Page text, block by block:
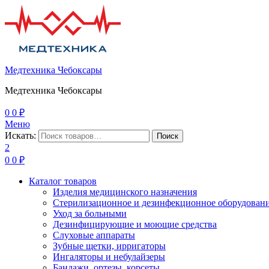
Медтехника Чебоксары
Медтехника Чебоксары
0 0 ₽
Меню
Искать:
Поиск
2
0 0 ₽
Каталог товаров
Изделия медицинского назначения
Стерилизационное и дезинфекционное
Уход за больными
Дезинфицирующие и моющие средства
Слуховые аппараты
Зубные щетки, ирригаторы
Ингаляторы и небулайзеры